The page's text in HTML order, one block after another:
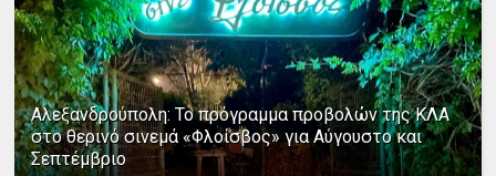
Αλεξανδρούπολη: Το πρόγραμμα προβολών της ΚΛΑ
στο θερινό σινεμά «Φλοίσβος» για Αύγουστο και
Σεπτέμβριο